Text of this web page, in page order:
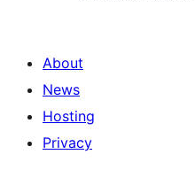
About
News
Hosting
Privacy